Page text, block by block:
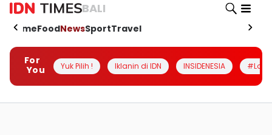
BALI
HomeFoodNewsSportTravel
For
You
Yuk Pilih ! Iklanin di IDN INSIDENESIA